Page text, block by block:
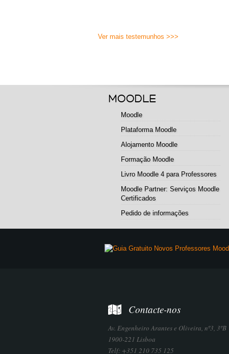
Ver mais testemunhos >>>
MOODLE
Moodle
Plataforma Moodle
Alojamento Moodle
Formação Moodle
Livro Moodle 4 para Professores
Moodle Partner: Serviços Moodle
Certificados
Pedido de informações
Contacte-nos
Av. Engenheiro Arantes e Oliveira, nº3, 3ºB
1900-221 Lisboa
Telf: +351 210 735 125